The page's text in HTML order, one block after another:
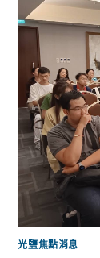
光鹽焦點消息